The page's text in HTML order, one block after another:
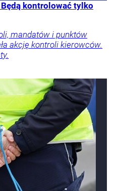
kontrolować tylko
mandatów i punktów
akcję kontroli kierowców.